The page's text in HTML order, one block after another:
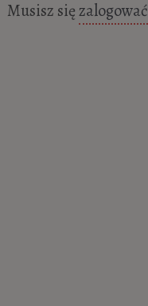
Musisz sięzalogować